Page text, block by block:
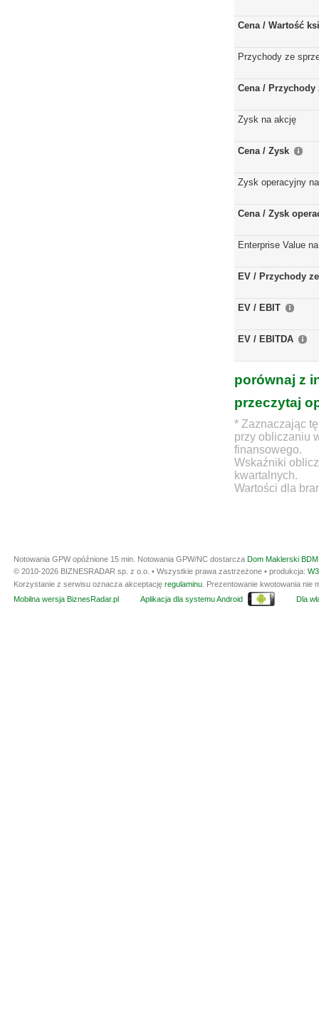
Cena / Wartość
Przychody ze
Cena / Przychody
Zysk na akcję
Cena / Zysk
Zysk operacyjny
Cena / Zysk
Enterprise Value
EV / Przychody
EV / EBIT
EV / EBITDA
porównaj z
przeczytaj
* Zaznaczając
przy obliczaniu
finansowego.
Wskaźniki
kwartalnych.
Wartości dla
Notowania GPW opóźnione 15 min. Notowania GPW/NC dostarcza Dom Maklerski
© 2010-2026 BIZNESRADAR sp. z o.o. • Wszystkie prawa zastrzeżone • produkcja:
Korzystanie z serwisu oznacza akceptację regulaminu . Prezentowanie kwotowania
Mobilna wersja BiznesRadar.pl
Aplikacja dla systemu Android Dla